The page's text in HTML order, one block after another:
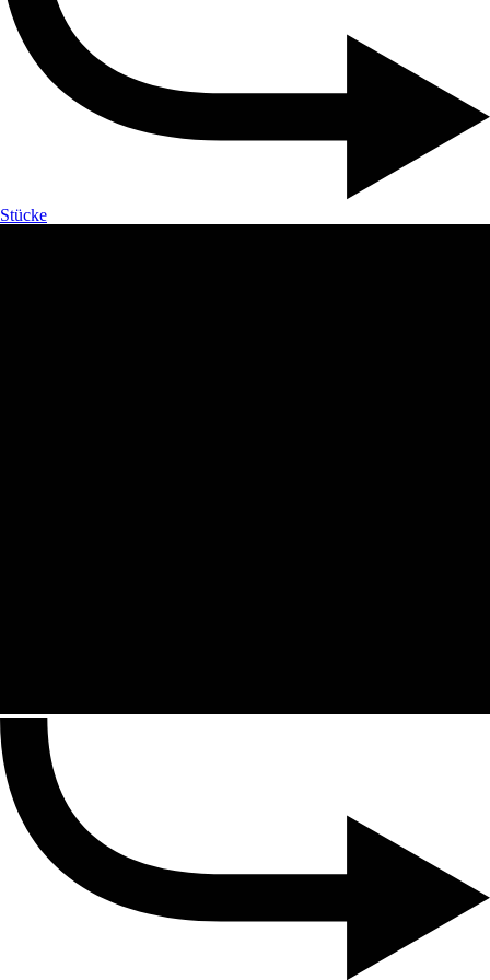
Stücke